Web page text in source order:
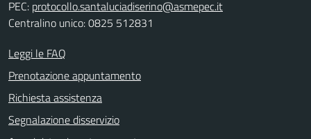
PEC: protocollo.santaluciadiserino@asmepec.it
Centralino unico: 0825 512831
Leggi le FAQ
Prenotazione appuntamento
Richiesta assistenza
Segnalazione disservizio